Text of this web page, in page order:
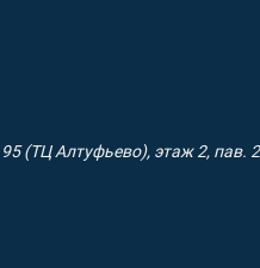
(ТЦ Алтуфьево), этаж 2, пав. 2